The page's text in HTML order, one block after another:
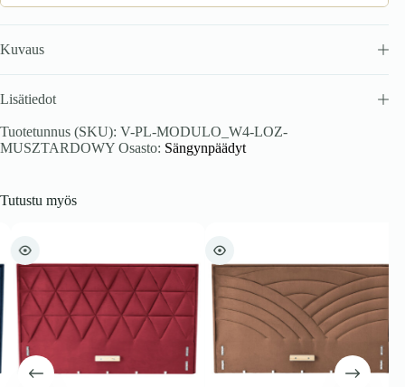
Kuvaus
Lisätiedot
Tuotetunnus (SKU): V-PL-MODULO_W4-LOZ-
MUSZTARDOWY Osasto: Sängynpäädyt
Tutustu myös